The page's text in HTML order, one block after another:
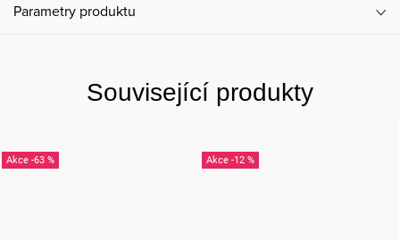
Parametry produktu
Související produkty
-63 % -12 %